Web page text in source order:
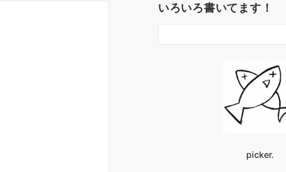
いろいろ書いてます！
picker.